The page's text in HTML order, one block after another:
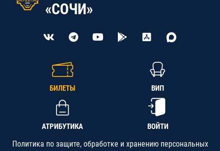
«СОЧИ»
БИЛЕТЫ ВИП
АТРИБУТИКА ВОЙТИ
Политика по защите, обработке и хранению персональных